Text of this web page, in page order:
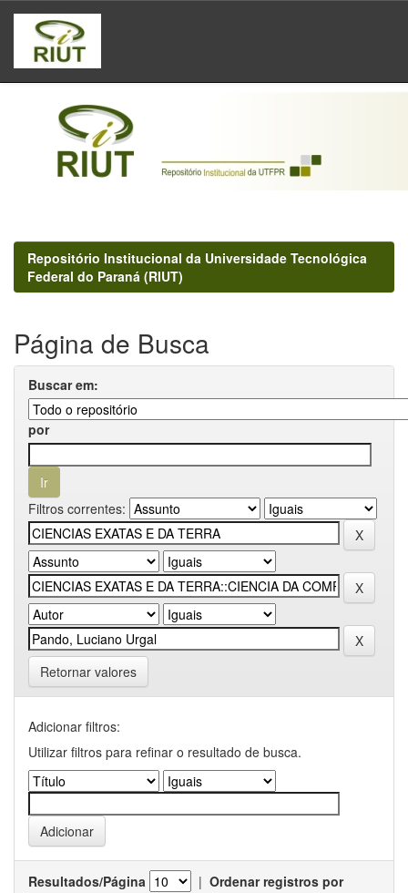
Skip
navigation
Repositório Institucional da Universidade Tecnológica
Federal do Paraná (RIUT)
Página de Busca
Buscar em:
por
Filtros correntes:
Retornar valores
Adicionar filtros:
Utilizar filtros para refinar o resultado de busca.
Resultados/Página | Ordenar registros por